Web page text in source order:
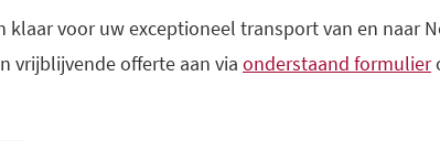
klaar voor uw exceptioneel transport van en naar
vrijblijvende offerte aan via onderstaand formulier